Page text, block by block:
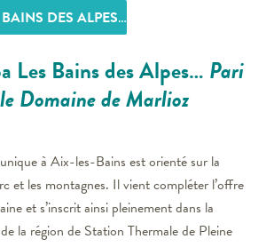
DES ALPES…
Les Bains des Alpes… Pari
Domaine de Marlioz
unique à Aix-les-Bains est orienté sur la
et les montagnes. Il vient compléter l’offre
et s’inscrit ainsi pleinement dans la
la région de Station Thermale de Pleine